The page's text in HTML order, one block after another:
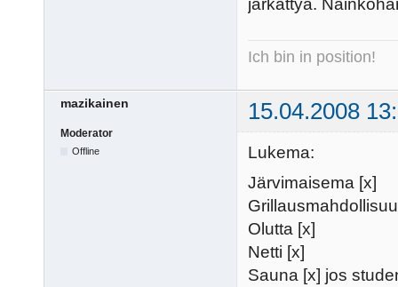
Ich bin in position!
mazikainen 15.04.2008
Moderator
Offline
Lukema:
Järvimaisema [x]
Olutta [x]
Netti [x]
Sauna [x] jos